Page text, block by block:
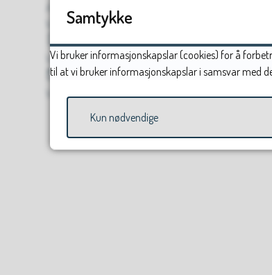
Avdeling
Vågå ungdomsskule
Mobil
Vis mobilnummer
E-post
Vis e-post
Samtykke
Vi bruker informasjonskapslar (cookies) for å
til at vi bruker informasjonskapslar i samsvar med
Kun nødvendige